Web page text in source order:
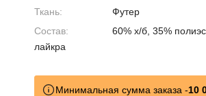
Ткань:
Футер
Состав:
60% х/б, 35%
лайкра
Минимальная сумма заказа -10